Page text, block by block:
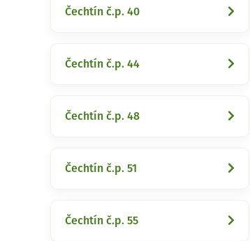
Čechtín č.p. 40
Čechtín č.p. 44
Čechtín č.p. 48
Čechtín č.p. 51
Čechtín č.p. 55